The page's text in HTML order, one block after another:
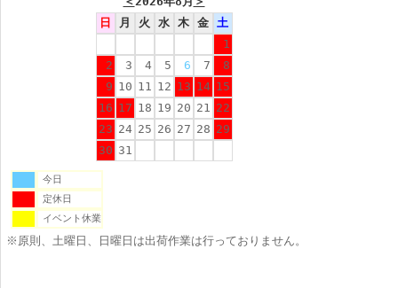
日
月 火 水 木 金 土
1
2
3 4 5 6 7
8
9 10 11 12 13 14 15
16 17 18 19 20 21 22
23 24 25 26 27 28 29
30 31
今日
定休日
イベント休業
※原則、土曜日、日曜日は出荷作業は行っておりません。